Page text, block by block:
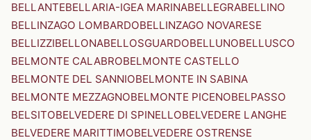
BELLANTEBELLARIA-IGEA MARINABELLEGRABELLINO
BELLINZAGO LOMBARDOBELLINZAGO NOVARESE
BELLIZZIBELLONABELLOSGUARDOBELLUNOBELLUSCO
BELMONTE CALABROBELMONTE CASTELLO
BELMONTE DEL SANNIOBELMONTE IN SABINA
BELMONTE MEZZAGNOBELMONTE PICENOBELPASSO
BELSITOBELVEDERE DI SPINELLOBELVEDERE LANGHE
BELVEDERE MARITTIMOBELVEDERE OSTRENSE